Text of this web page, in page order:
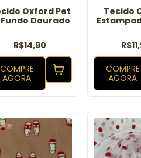
Oxford Pet
Fundo Dourado
R$14,90
COMPRE
AGORA
Tecido
COMPRE
AGORA